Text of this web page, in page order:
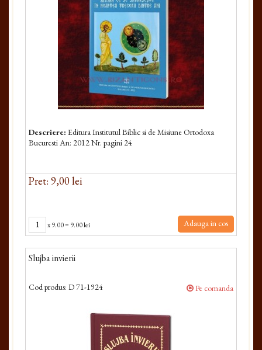
Descriere: Editura Institutul Biblic si de Misiune Ortodoxa
Bucuresti An: 2012 Nr. pagini 24
Pret: 9,00 lei
x9.00= 9.00 lei Adauga in cos
Slujba invierii
Cod produs: D 71-1924 Pe comanda